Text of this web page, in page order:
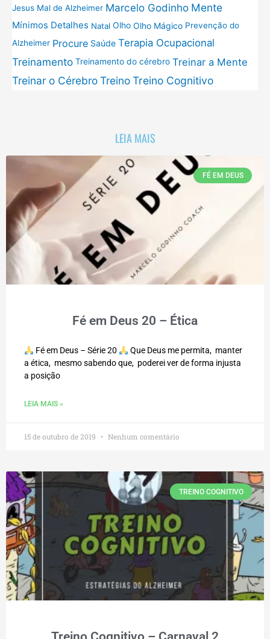
Jesus Mal de Alzheimer Marcelo Godinho Mente
Mínimos Detalhes Natal Olho Olho Mágico Prevenção do
Alzheimer Procure Saúde Terapia Ocupacional
Treinamento Treinamento do cérebro Treinar a Mente
Treinar o CérebroTreinoTreino Cognitivo
LEIA MAIS
FÉ EM DEUS
Fé em Deus 20 – Ética
Fé em Deus – Série 20
Que Deus me permita, manter
a ética, mesmo sabendo que, poderei ver de forma injusta
a posição
LEIA MAIS »
15 de outubro de 2019 Nenhum comentário
TREINO COGNITIVO